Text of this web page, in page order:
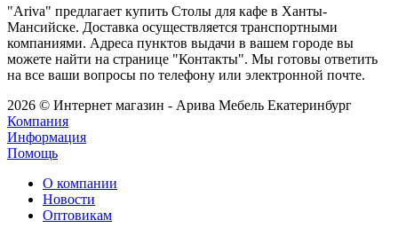
"Ariva" предлагает купить Столы для кафе в Ханты-
Мансийске. Доставка осуществляется транспортными
компаниями. Адреса пунктов выдачи в вашем городе вы
можете найти на странице "Контакты". Мы готовы ответить
на все ваши вопросы по телефону или электронной почте.
2026 © Интернет магазин - Арива Мебель Екатеринбург
Компания
Информация
Помощь
О компании
Новости
Оптовикам